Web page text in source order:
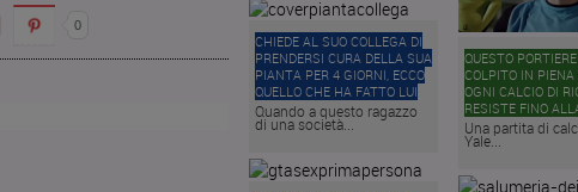
0
CHIEDE AL SUO COLLEGA DI
PRENDERSI CURA DELLA SUA
PIANTA PER 4 GIORNI, ECCO
QUELLO CHE HA FATTO LUI
Quando a questo ragazzo
di una società...
QUESTO
COLPITO IN
OGNI CALCIO DI
RESISTE FINO
Una partita di
Yale...